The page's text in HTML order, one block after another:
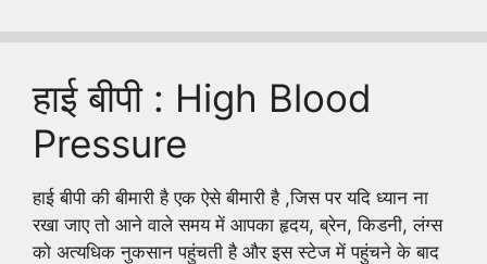
हाई बीपी : High Blood
Pressure
हाई बीपी की बीमारी है एक ऐसे बीमारी है ,जिस पर यदि ध्यान ना
रखा जाए तो आने वाले समय में आपका हृदय, ब्रेन, किडनी, लंग्स
को अत्यधिक नुकसान पहुंचती है और इस स्टेज में पहुंचने के बाद